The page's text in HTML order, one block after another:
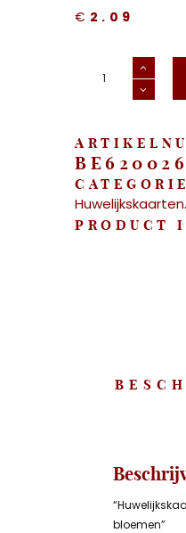
€ 2.09
"Huwelijkskaart
Aquarel
BE620026
Huwelijkskaarten
PRODUCT
bloemen”